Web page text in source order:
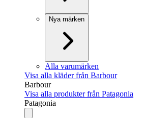
Nya märken
Alla varumärken
Visa alla kläder från Barbour
Barbour
Visa alla produkter från Patagonia
Patagonia